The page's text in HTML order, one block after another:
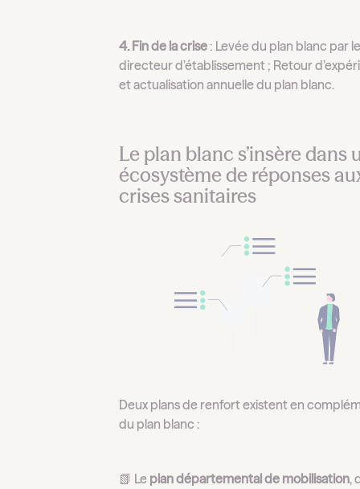
4.Fin de la crise : Levée du plan blanc par
directeur d’établissement ; Retour
et actualisation annuelle du plan blanc.
Le plan blanc s’insère dans
écosystème de réponses
crises sanitaires
Deux plans de renfort existent en
du plan blanc :
📗 Le plan départemental de mobilisation,